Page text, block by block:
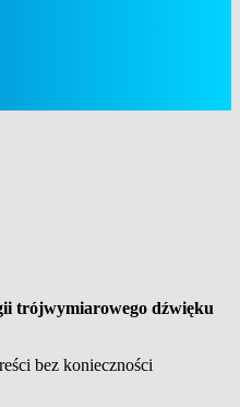
trójwymiarowego dźwięku
bez konieczności